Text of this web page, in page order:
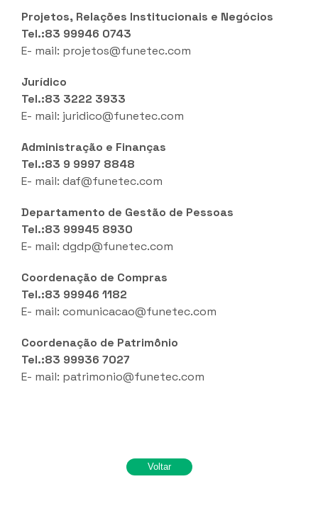
Projetos, Relações Institucionais e Negócios
Tel.:83 99946 0743
E- mail: projetos@funetec.com
Jurídico
Tel.:83 3222 3933
E- mail: juridico@funetec.com
Administração e Finanças
Tel.:83 9 9997 8848
E- mail: daf@funetec.com
Departamento de Gestão de Pessoas
Tel.:83 99945 8930
E- mail: dgdp@funetec.com
Coordenação de Compras
Tel.:83 99946 1182
E- mail: comunicacao@funetec.com
Coordenação de Patrimônio
Tel.:83 99936 7027
E- mail: patrimonio@funetec.com